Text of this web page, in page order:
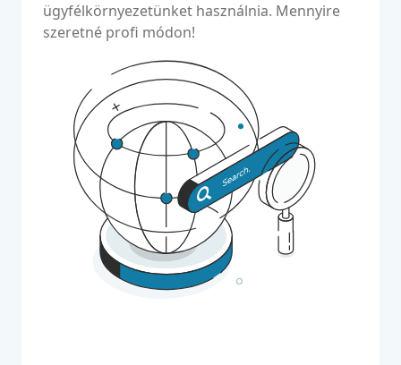
ügyfélkörnyezetünket használnia. Mennyire
szeretné profi módon!